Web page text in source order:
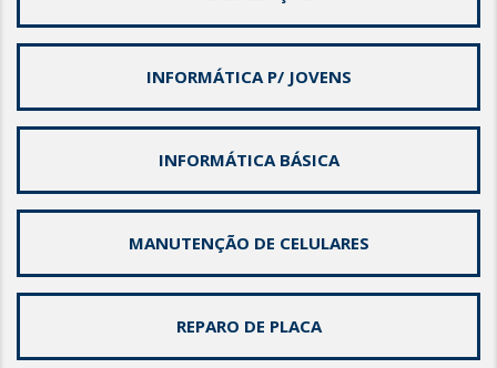
INFORMÁTICA P/ JOVENS
INFORMÁTICA BÁSICA
MANUTENÇÃO DE CELULARES
REPARO DE PLACA